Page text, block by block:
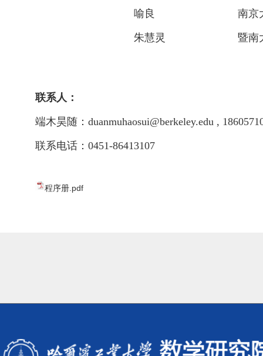
喻良 南京
朱慧灵 暨南
联系人：
端木昊随： duanmuhaosui@berkeley.edu ,
联系电话：0451-86413107
程序册.pdf